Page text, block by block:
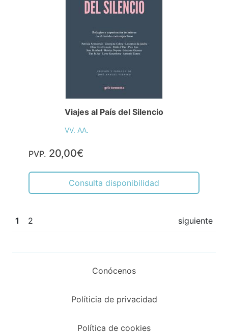
Viajes al País del Silencio
VV. AA.
PVP. 20,00€
Consulta disponibilidad
1 2 siguiente
Conócenos
Políticia de privacidad
Política de cookies